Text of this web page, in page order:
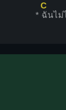
*
C
ฉันไม่